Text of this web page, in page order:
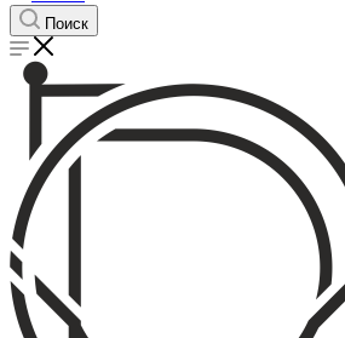
Поиск